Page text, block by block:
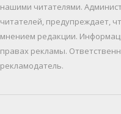
нашими читателями.
читателей, предупреждает,
мнением редакции.
правах рекламы.
рекламодатель.